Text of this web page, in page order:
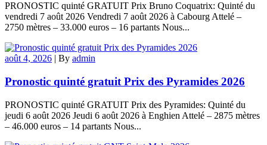
PRONOSTIC quinté GRATUIT Prix Bruno Coquatrix: Quinté du
vendredi 7 août 2026 Vendredi 7 août 2026 à Cabourg Attelé –
2750 mètres – 33.000 euros – 16 partants Nous...
août 4, 2026 | By admin
Pronostic quinté gratuit Prix des Pyramides 2026
PRONOSTIC quinté GRATUIT Prix des Pyramides: Quinté du
jeudi 6 août 2026 Jeudi 6 août 2026 à Enghien Attelé – 2875 mètres
– 46.000 euros – 14 partants Nous...